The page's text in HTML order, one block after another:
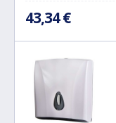
43,34 €